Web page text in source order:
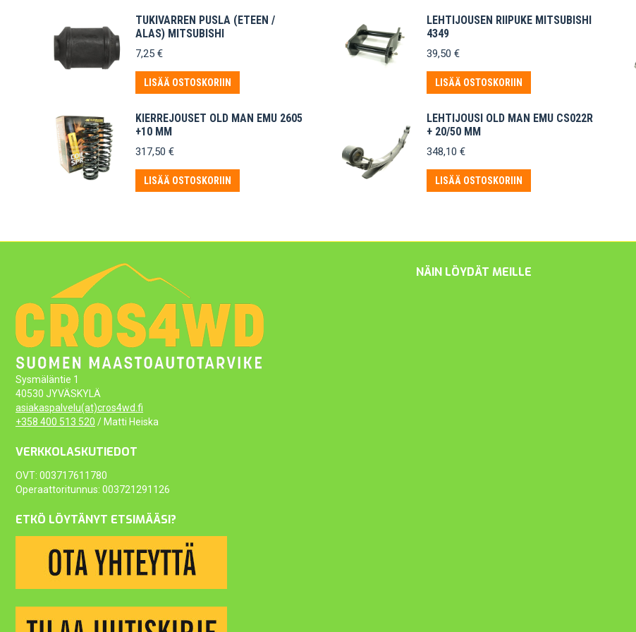
TUKIVARREN PUSLA (ETEEN /
ALAS) MITSUBISHI
7,25 €
LISÄÄ OSTOSKORIIN
LEHTIJOUSEN RIIPUKE MITSUBISHI
4349
39,50 €
LISÄÄ OSTOSKORIIN
KIERREJOUSET OLD MAN EMU 2605
+10 MM
317,50 €
LISÄÄ OSTOSKORIIN
LEHTIJOUSI OLD MAN EMU CS022R
+ 20/50 MM
348,10 €
LISÄÄ OSTOSKORIIN
Sysmäläntie 1
40530 JYVÄSKYLÄ
asiakaspalvelu(at)cros4wd.fi
+358 400 513 520 / Matti Heiska
VERKKOLASKUTIEDOT
OVT: 003717611780
Operaattoritunnus: 003721291126
ETKÖ LÖYTÄNYT ETSIMÄÄSI?
NÄIN LÖYDÄT MEILLE